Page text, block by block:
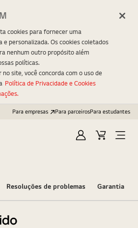
Para empresas Para parceirosPara estudantes
EntrarCarrinhoOpen
Resoluções de problemas Garantia
cookies para fornecer uma
e personalizada. Os cookies coletados
nenhum outro propósito além
políticas.
site, você concorda com o uso de
Política de Privacidade e Cookies